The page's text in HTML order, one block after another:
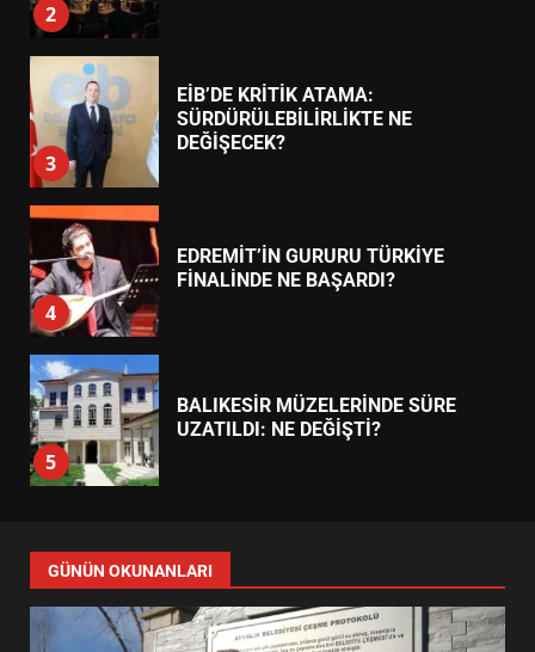
2
3
EİB’DE KRİTİK ATAMA:
SÜRDÜRÜLEBİLİRLİKTE NE
DEĞİŞECEK?
4
EDREMİT’İN GURURU TÜRKİYE
FİNALİNDE NE BAŞARDI?
5
BALIKESİR MÜZELERİNDE SÜRE
UZATILDI: NE DEĞİŞTİ?
6
TURNUVASI KAYITLARI NEYİ
DEĞİŞTİRİYOR?
GÜNÜN OKUNANLARI